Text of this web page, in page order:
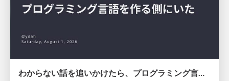
わからない話を追いかけたら、プログラミング言語を作る側にいた